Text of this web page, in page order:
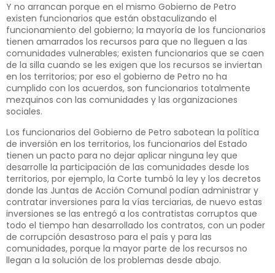
Y no arrancan porque en el mismo Gobierno de Petro
existen funcionarios que están obstaculizando el
funcionamiento del gobierno; la mayoría de los funcionarios
tienen amarrados los recursos para que no lleguen a las
comunidades vulnerables; existen funcionarios que se caen
de la silla cuando se les exigen que los recursos se inviertan
en los territorios; por eso el gobierno de Petro no ha
cumplido con los acuerdos, son funcionarios totalmente
mezquinos con las comunidades y las organizaciones
sociales.
Los funcionarios del Gobierno de Petro sabotean la política
de inversión en los territorios, los funcionarios del Estado
tienen un pacto para no dejar aplicar ninguna ley que
desarrolle la participación de las comunidades desde los
territorios, por ejemplo, la Corte tumbó la ley y los decretos
donde las Juntas de Acción Comunal podían administrar y
contratar inversiones para la vías terciarias, de nuevo estas
inversiones se las entregó a los contratistas corruptos que
todo el tiempo han desarrollado los contratos, con un poder
de corrupción desastroso para el país y para las
comunidades, porque la mayor parte de los recursos no
llegan a la solución de los problemas desde abajo.